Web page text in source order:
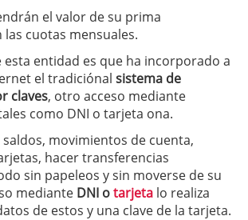
el valor de su prima
cuotas mensuales.
esta entidad es que ha incorporado a
el tradiciónal sistema de
claves, otro acceso mediante
como DNI o tarjeta ona.
movimientos de cuenta,
hacer transferencias
sin papeleos y sin moverse de su
mediante DNI otarjeta lo realiza
de estos y una clave de la tarjeta.